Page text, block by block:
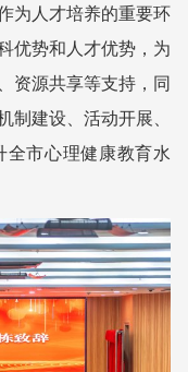
为人才培养的重要环
优势和人才优势，为
资源共享等支持，同
制建设、活动开展、
全市心理健康教育水